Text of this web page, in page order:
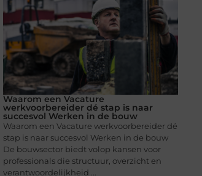
Waarom een Vacature
werkvoorbereider dé stap is naar
succesvol Werken in de bouw
Waarom een Vacature werkvoorbereider dé
stap is naar succesvol Werken in de bouw
De bouwsector biedt volop kansen voor
professionals die structuur, overzicht en
verantwoordelijkheid ...